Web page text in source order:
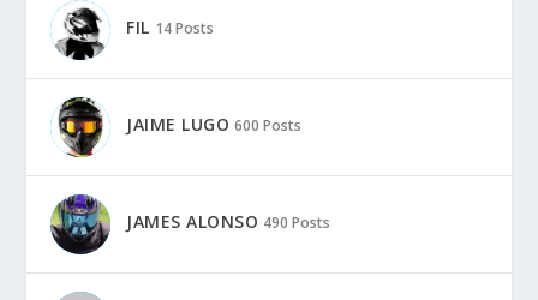
FIL 14 Posts
JAIME LUGO 600 Posts
JAMES ALONSO 490 Posts